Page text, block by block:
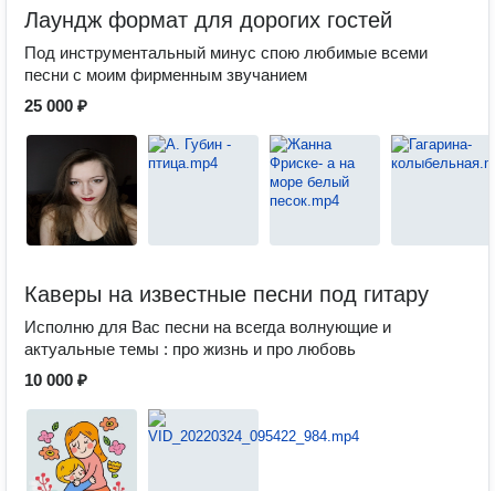
Лаундж формат для дорогих гостей
Под инструментальный минус спою любимые всеми
песни с моим фирменным звучанием
25 000 ₽
Каверы на известные песни под гитару
Исполню для Вас песни на всегда волнующие и
актуальные темы : про жизнь и про любовь
10 000 ₽